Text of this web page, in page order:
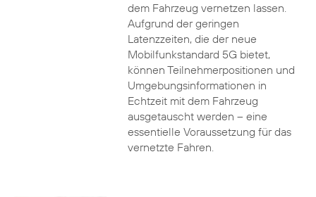
dem Fahrzeug vernetzen lassen.
Aufgrund der geringen
Latenzzeiten, die der neue
Mobilfunkstandard 5G bietet,
können Teilnehmerpositionen und
Umgebungsinformationen in
Echtzeit mit dem Fahrzeug
ausgetauscht werden – eine
essentielle Voraussetzung für das
vernetzte Fahren.